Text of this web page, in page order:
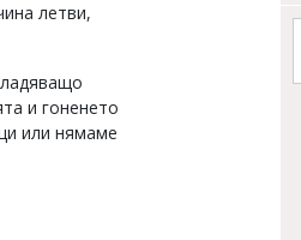
летви,
и гоненето
или нямаме